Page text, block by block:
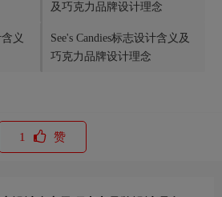
及巧克力品牌设计理念
义
See's Candies标志设计含义及
巧克力品牌设计理念
1 赞